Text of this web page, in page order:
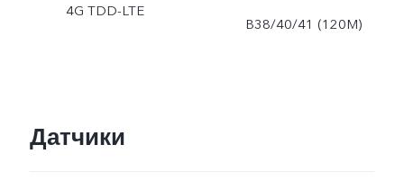
4G TDD-LTE
B38/40/41 (120M)
Датчики